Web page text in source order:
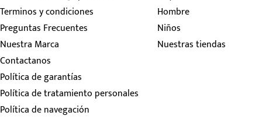
Terminos y condiciones
Preguntas Frecuentes
Nuestra Marca
Contactanos
Política de garantías
Política de tratamiento personales
Política de navegación
Hombre
Niños
Nuestras tiendas